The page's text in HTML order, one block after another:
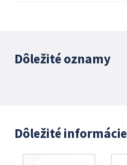
Dôležité oznamy
Dôležité informácie